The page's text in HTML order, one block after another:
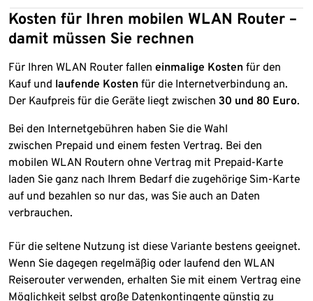
Kosten für Ihren mobilen WLAN Router –
damit müssen Sie rechnen
Für Ihren WLAN Router fallen einmalige Kosten für den
Kauf und laufende Kosten für die Internetverbindung an.
Der Kaufpreis für die Geräte liegt zwischen 30 und 80 Euro.
Bei den Internetgebühren haben Sie die Wahl
zwischen Prepaid und einem festen Vertrag. Bei den
mobilen WLAN Routern ohne Vertrag mit Prepaid-Karte
laden Sie ganz nach Ihrem Bedarf die zugehörige Sim-Karte
auf und bezahlen so nur das, was Sie auch an Daten
verbrauchen.
Für die seltene Nutzung ist diese Variante bestens geeignet.
Wenn Sie dagegen regelmäßig oder laufend den WLAN
Reiserouter verwenden, erhalten Sie mit einem Vertrag eine
Möglichkeit selbst große Datenkontingente günstig zu